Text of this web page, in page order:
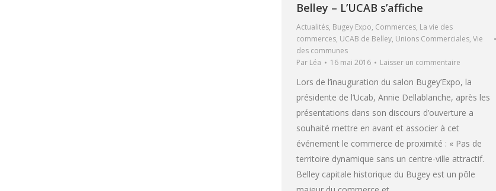
Belley – L’UCAB s’affiche
Actualités, Bugey Expo, Commerces, La vie des
commerces, UCAB de Belley, Unions Commerciales, Vie
des communes
Par Léa 16 mai 2016 Laisser un commentaire
Lors de l’inauguration du salon Bugey’Expo, la
présidente de l’Ucab, Annie Dellablanche, après les
présentations dans son discours d’ouverture a
souhaité mettre en avant et associer à cet
événement le commerce de proximité : « Pas de
territoire dynamique sans un centre-ville attractif.
Belley capitale historique du Bugey est un pôle